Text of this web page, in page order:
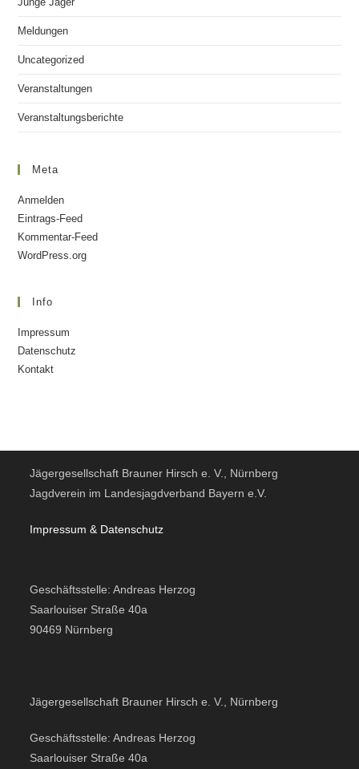
Meldungen
Uncategorized
Veranstaltungen
Veranstaltungsberichte
Meta
Anmelden
Eintrags-Feed
Kommentar-Feed
WordPress.org
Info
Impressum
Datenschutz
Kontakt
Jägergesellschaft Brauner Hirsch e. V., Nürnberg
Jagdverein im Landesjagdverband Bayern e.V.
Impressum & Datenschutz
Geschäftsstelle: Andreas Herzog
Saarlouiser Straße 40a
90469 Nürnberg
Jägergesellschaft Brauner Hirsch e. V., Nürnberg
Geschäftsstelle: Andreas Herzog
Saarlouiser Straße 40a